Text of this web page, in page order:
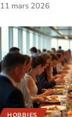
11 mars 2026
HOBBIES